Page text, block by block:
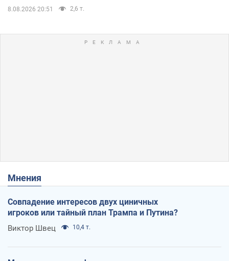
8.08.2026 20:51 2,6 т.
Мнения
Совпадение интересов двух циничных
игроков или тайный план Трампа и Путина?
Виктор Швец 10,4 т.